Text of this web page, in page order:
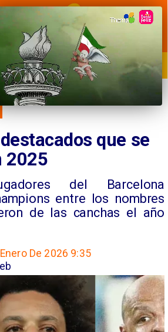
DEPORTES CULTURA
que se
2025
del Barcelona
entre los nombres
de las canchas el año
De 2026 9:35